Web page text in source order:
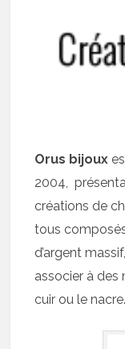
Orus bijoux
2004,
créations de
tous
d’argent
associer à des
cuir ou le nacre.